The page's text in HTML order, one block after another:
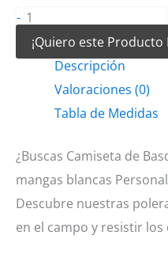
- Camiseta
de
Basquetbol
Amarillo
mangas
blancas
cantidad
¡Quiero este
Descripción
Valoraciones (0)
Tabla de Medidas
¿Buscas Camiseta de
mangas blancas
Descubre nuestras
en el campo y resistir los